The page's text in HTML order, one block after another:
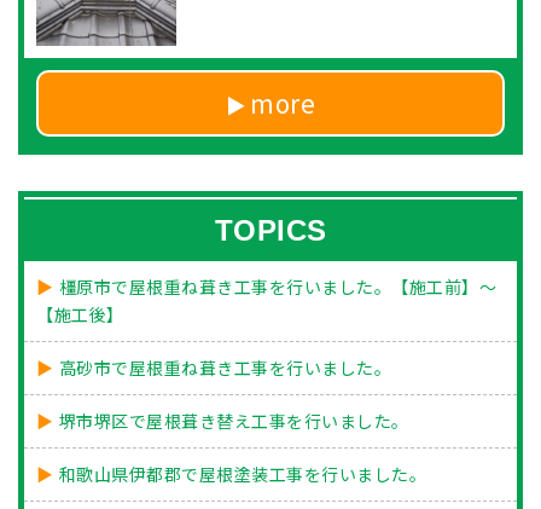
more
TOPICS
橿原市で屋根重ね葺き工事を行いました。【施工前】～
【施工後】
高砂市で屋根重ね葺き工事を行いました。
堺市堺区で屋根葺き替え工事を行いました。
和歌山県伊都郡で屋根塗装工事を行いました。